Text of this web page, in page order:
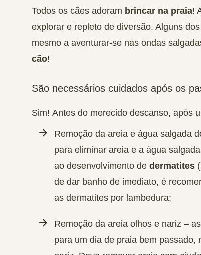
Todos os cães adoram brincar na praia!
explorar e repleto de diversão. Alguns
mesmo a aventurar-se nas ondas
cão!
São necessários cuidados após os
Sim! Antes do merecido descanso, após
Remoção da areia e água salgada
para eliminar areia e a água
ao desenvolvimento de dermatites
de dar banho de imediato, é
as dermatites por lambedura;
Remoção da areia olhos e nariz –
para um dia de praia bem